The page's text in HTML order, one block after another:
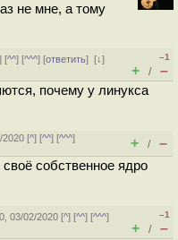
не мне, а тому
] [^^] [^^^] [ответить][↓]
–1
+ / –
почему у линукса
2020 [^] [^^] [^^^]
+ / –
собственное ядро
03/02/2020 [^] [^^] [^^^]
–1
+ / –